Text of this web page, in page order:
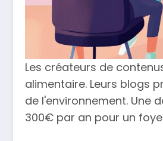
Les créateurs de
alimentaire. Leurs blogs
de l'environnement. Une
300€ par an pour un